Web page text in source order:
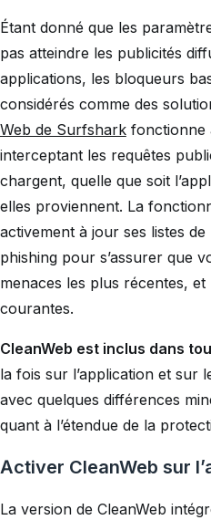
Étant donné que les
pas atteindre les publicités
applications, les bloqueurs
considérés comme des
Web de Surfsharkfonctionne
interceptant les requêtes
chargent, quelle que soit
elles proviennent. La
activement à jour ses listes
phishing pour s’assurer que
menaces les plus récentes,
courantes.
CleanWeb est inclus dans
la fois sur l’application et sur
avec quelques différences
quant à l’étendue de la
Activer CleanWeb sur
La version de CleanWeb